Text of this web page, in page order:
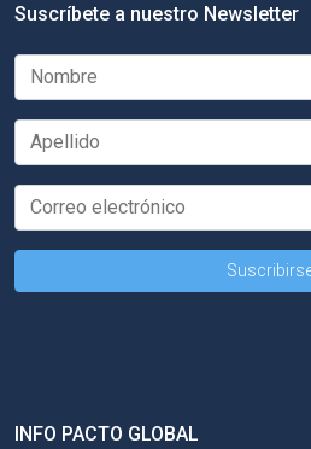
Suscríbete a nuestro Newsletter
INFO PACTO GLOBAL